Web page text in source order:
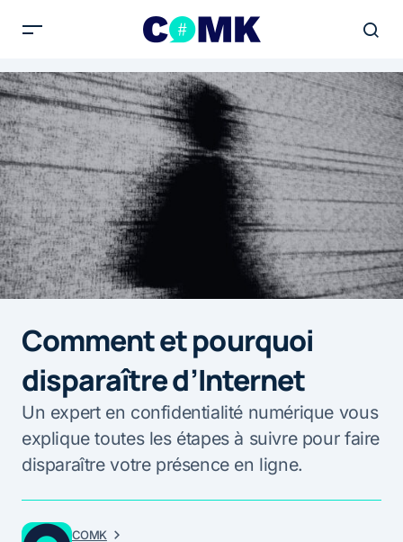
Comment et pourquoi
disparaître d’Internet
Un expert en confidentialité numérique vous
explique toutes les étapes à suivre pour faire
disparaître votre présence en ligne.
COMK